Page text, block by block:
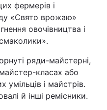
фермерів і
«Свято врожаю»
овочівництва і
ряди-майстерні,
класах або
і майстрів.
й інші ремісники.